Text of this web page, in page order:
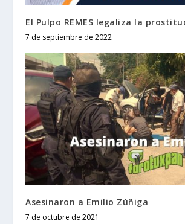
El Pulpo REMES legaliza la
7 de septiembre de 2022
Asesinaron a Emilio Zúñiga
7 de octubre de 2021